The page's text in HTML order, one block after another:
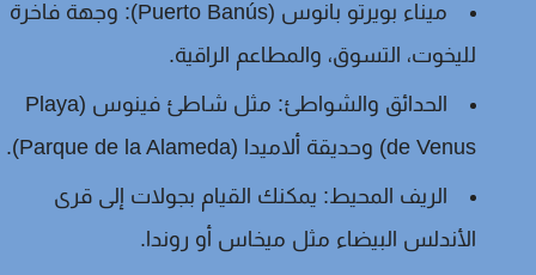
ميناء بويرتو بانوس (Puerto Banús):
وجهة فاخرة
لليخوت، التسوق، والمطاعم الراقية.
الحدائق والشواطئ:
مثل شاطئ فينوس (Playa
de Venus) وحديقة ألاميدا (Parque de la Alameda).
الريف المحيط:يمكنك القيام بجولات إلى قرى
الأندلس البيضاء مثل ميخاس أو روندا.